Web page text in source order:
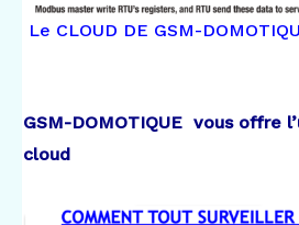
Le CLOUD DE GSM-
GSM-DOMOTIQUE vous offre
cloud